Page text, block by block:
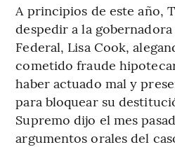
A principios de este año,
despedir a la gobernadora
Federal, Lisa Cook,
cometido fraude
haber actuado mal y
para bloquear su
Supremo dijo el mes
argumentos orales del